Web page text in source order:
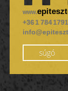
www.
+36 1 784
súgó